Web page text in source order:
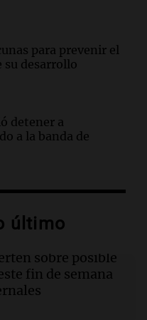
para prevenir el
su desarrollo
detener a
a la banda de
reciente
en situación de calle
último
sobre posible
fin de semana